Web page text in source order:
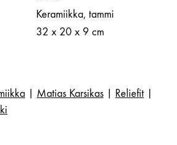
Keramiikka, tammi
32 x 20 x 9 cm
Matias Karsikas Reliefit